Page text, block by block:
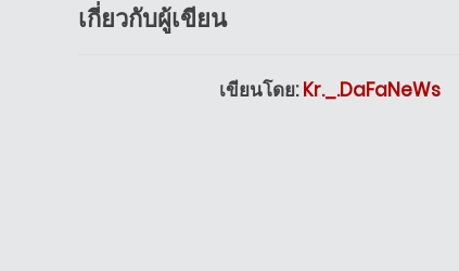
เกี่ยวกับผู้เขียน
เขียนโดย:Kr._.DaFaNeWs